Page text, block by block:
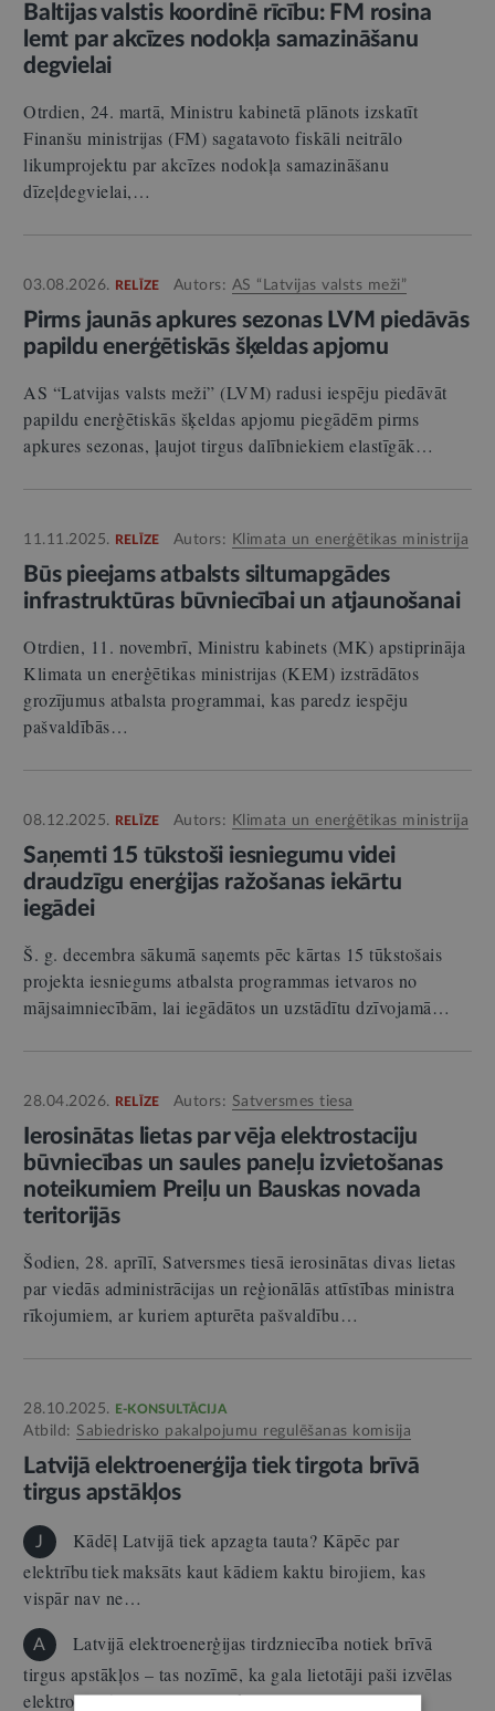
Baltijas valstis koordinē rīcību: FM rosina
lemt par akcīzes nodokļa samazināšanu
degvielai
Otrdien, 24. martā, Ministru kabinetā plānots izskatīt
Finanšu ministrijas (FM) sagatavoto fiskāli neitrālo
likumprojektu par akcīzes nodokļa samazināšanu
dīzeļdegvielai,…
03.08.2026. RELĪZE Autors: AS “Latvijas valsts meži”
Pirms jaunās apkures sezonas LVM piedāvās
papildu enerģētiskās šķeldas apjomu
AS “Latvijas valsts meži” (LVM) radusi iespēju piedāvāt
papildu enerģētiskās šķeldas apjomu piegādēm pirms
apkures sezonas, ļaujot tirgus dalībniekiem elastīgāk…
11.11.2025. RELĪZE Autors: Klimata un enerģētikas ministrija
Būs pieejams atbalsts siltumapgādes
infrastruktūras būvniecībai un atjaunošanai
Otrdien, 11. novembrī, Ministru kabinets (MK) apstiprināja
Klimata un enerģētikas ministrijas (KEM) izstrādātos
grozījumus atbalsta programmai, kas paredz iespēju
pašvaldībās…
08.12.2025. RELĪZE Autors: Klimata un enerģētikas ministrija
Saņemti 15 tūkstoši iesniegumu videi
draudzīgu enerģijas ražošanas iekārtu
iegādei
Š. g. decembra sākumā saņemts pēc kārtas 15 tūkstošais
projekta iesniegums atbalsta programmas ietvaros no
mājsaimniecībām, lai iegādātos un uzstādītu dzīvojamā…
28.04.2026. RELĪZE Autors: Satversmes tiesa
Ierosinātas lietas par vēja elektrostaciju
būvniecības un saules paneļu izvietošanas
noteikumiem Preiļu un Bauskas novada
teritorijās
Šodien, 28. aprīlī, Satversmes tiesā ierosinātas divas lietas
par viedās administrācijas un reģionālās attīstības ministra
rīkojumiem, ar kuriem apturēta pašvaldību…
28.10.2025. E-KONSULTĀCIJA
Atbild: Sabiedrisko pakalpojumu regulēšanas komisija
Latvijā elektroenerģija tiek tirgota brīvā
tirgus apstākļos
J
Kādēļ Latvijā tiek apzagta tauta? Kāpēc par
elektrību tiek maksāts kaut kādiem kaktu birojiem, kas
vispār nav ne…
A
Latvijā elektroenerģijas tirdzniecība notiek brīvā
tirgus apstākļos – tas nozīmē, ka gala lietotāji paši izvēlas
elektroenerģijas tirgotāju, ar kuru slēgt līgumu par